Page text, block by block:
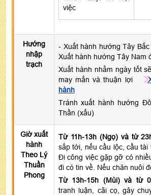
việc
Hướng
nhập
trạch
- Xuất hành hướng Tây Bắc
Xuất hành hướng Tây Nam
Xuất hành nhằm ngày tốt
may mắn và thuận lợi
hành
Tránh xuất hành hướng
Thần (xấu)
Giờ xuất
hành
Theo Lý
Thuần
Phong
Từ 11h-13h (Ngọ) và từ
sắp tới, nếu cầu lộc, cầu tài
Đi công việc gặp gỡ có
đi có tin về. Nếu chăn nuôi
Từ 13h-15h (Mùi) và từ
tranh luận, cãi cọ, gây